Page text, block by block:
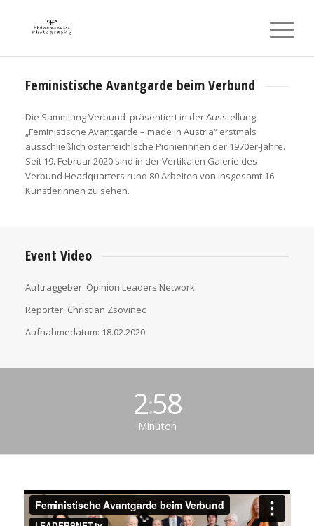
Feministische Avantgarde beim Verbund
Die Sammlung Verbund präsentiert in der Ausstellung
„Feministische Avantgarde – made in Austria“ erstmals
ausschließlich österreichische Pionierinnen der 1970er-Jahre.
Seit 19. Februar 2020 sind in der Vertikalen Galerie des
Verbund Headquarters rund 80 Arbeiten von insgesamt 16
Künstlerinnen zu sehen.
Event Video
Auftraggeber: Opinion Leaders Network
Reporter: Christian Zsovinec
Aufnahmedatum: 18.02.2020
2:58
Minuten